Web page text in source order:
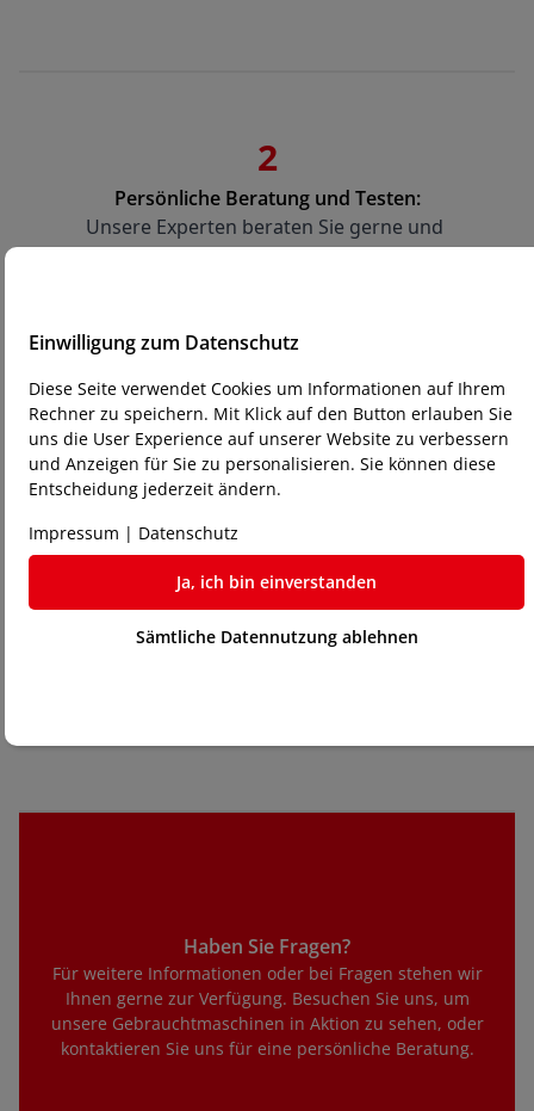
2
Persönliche Beratung und Testen:
Unsere Experten beraten Sie gerne und
unterstützen Sie bei der Auswahl der passenden
Ihre Dateien und Materialien mit, um die
Kauf und Gewährleistung:
Wenn Sie Ihre Wahl getroffen haben, führen wir
den Kaufprozess durch. Jede unserer gebrauchten
Haben Sie Fragen?
Für weitere Informationen oder bei Fragen stehen wir
Ihnen gerne zur Verfügung. Besuchen Sie uns, um
unsere Gebrauchtmaschinen in Aktion zu sehen, oder
kontaktieren Sie uns für eine persönliche Beratung.
Einwilligung zum Datenschutz
Diese Seite verwendet Cookies um Informationen auf Ihrem
Rechner zu speichern. Mit Klick auf den Button erlauben Sie
uns die User Experience auf unserer Website zu verbessern
und Anzeigen für Sie zu personalisieren. Sie können diese
Entscheidung jederzeit ändern.
Impressum | Datenschutz
Ja, ich bin einverstanden
Sämtliche Datennutzung ablehnen